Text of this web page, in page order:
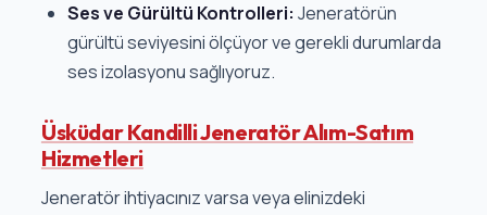
Ses ve Gürültü Kontrolleri: Jeneratörün
gürültü seviyesini ölçüyor ve gerekli durumlarda
ses izolasyonu sağlıyoruz.
Üsküdar Kandilli Jeneratör Alım-Satım
Hizmetleri
Jeneratör ihtiyacınız varsa veya elinizdeki